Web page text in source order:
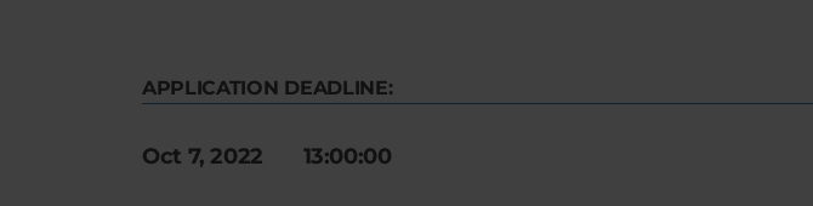
APPLICATION DEADLINE:
Oct 7, 2022 13:00:00